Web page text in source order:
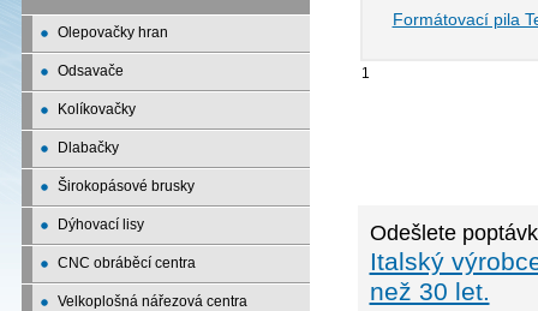
Olepovačky hran
Odsavače
Kolíkovačky
Dlabačky
Širokopásové brusky
Dýhovací lisy
CNC obráběcí centra
Velkoplošná nářezová centra
Formátovací pila
1
Odešlete
Italský
než 30 let.